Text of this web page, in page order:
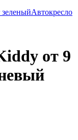
Автокресло
от 9